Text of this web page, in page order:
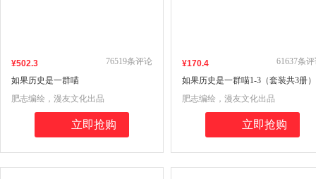
¥502.3
如果历史是一群喵
1234567891011121314册当当自营肥志
套装共14册
76519条评论
肥志编绘，漫友文化出品
立即抢购
¥170.4
如果历史是一群喵1-3（套装共3册）
61637条
肥志编绘，漫友文化出品
立即抢购